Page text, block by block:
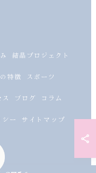
結晶プロジェクト
特徴 スポーツ
ブログ コラム
ー サイトマップ